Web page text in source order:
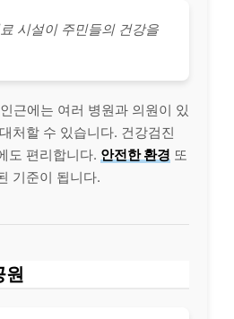
시설이 주민들의 건강을
근에는 여러 병원과 의원이 있
처할 수 있습니다. 건강검진
도 편리합니다. 안전한 환경 또
기준이 됩니다.
원